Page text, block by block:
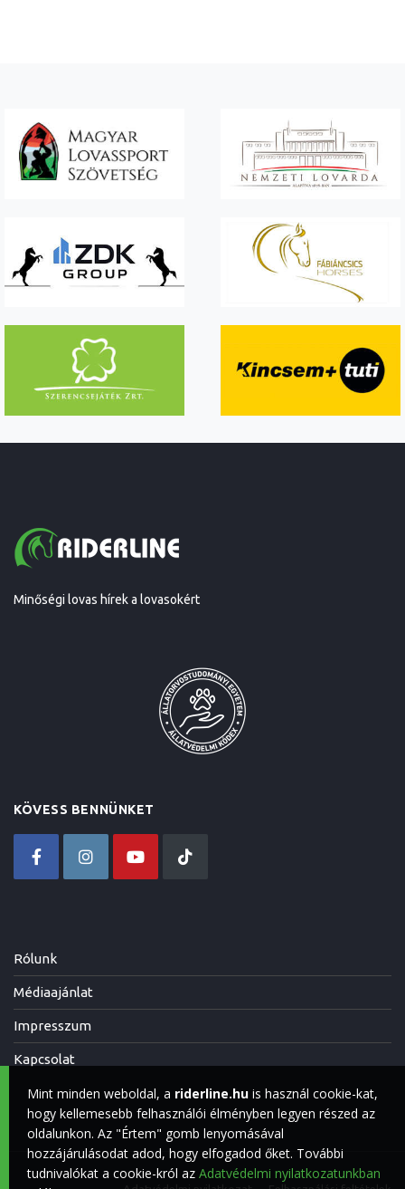
Minőségi lovas hírek a lovasokért
KÖVESS BENNÜNKET
Rólunk
Médiaajánlat
Impresszum
Kapcsolat
Mint minden weboldal, a riderline.hu is használ cookie-kat,
hogy kellemesebb felhasználói élményben legyen részed az
oldalunkon. Az "Értem" gomb lenyomásával
hozzájárulásodat adod, hogy elfogadod őket. További
tudnivalókat a cookie-król az Adatvédelmi nyilatkozatunkban